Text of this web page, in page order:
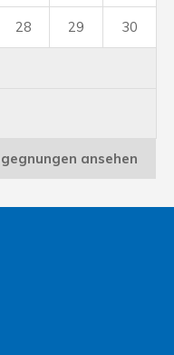
28 29 30
ansehen